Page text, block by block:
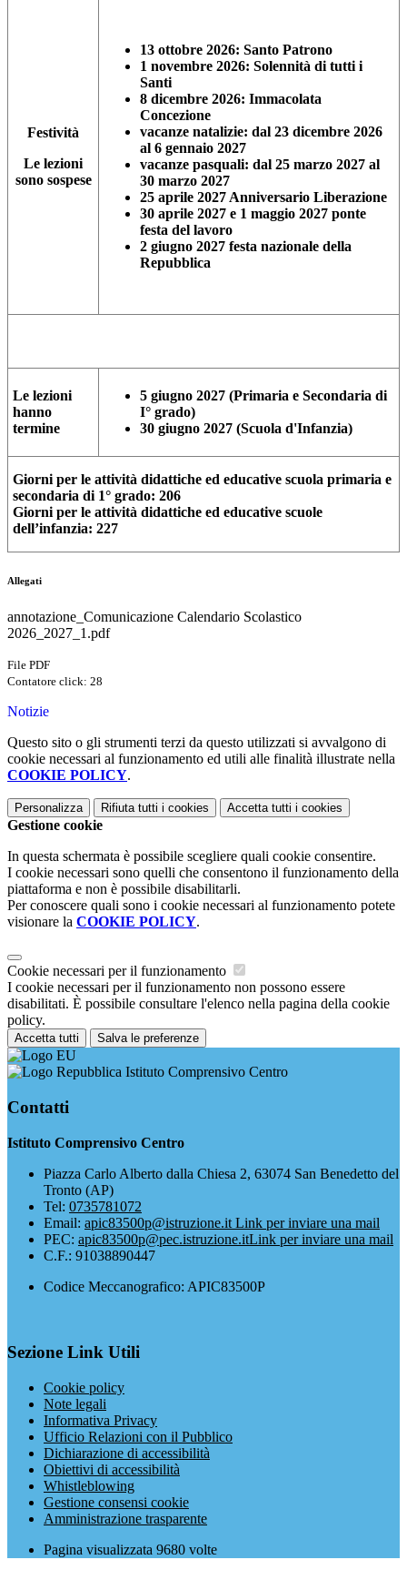
Festività
Le lezioni
sono sospese
13 ottobre 2026: Santo Patrono
1 novembre 2026: Solennità di tutti i
Santi
8 dicembre 2026: Immacolata
Concezione
vacanze natalizie: dal 23 dicembre 2026
al 6 gennaio 2027
vacanze pasquali: dal 25 marzo 2027 al
30 marzo 2027
25 aprile 2027 Anniversario Liberazione
30 aprile 2027 e 1 maggio 2027 ponte
festa del lavoro
2 giugno 2027 festa nazionale della
Repubblica
Le lezioni
hanno
termine
5 giugno 2027 (Primaria e Secondaria di
I° grado)
30 giugno 2027 (Scuola d'Infanzia)
Giorni per le attività didattiche ed educative scuola primaria e
secondaria di 1° grado: 206
Giorni per le attività didattiche ed educative scuole
dell’infanzia: 227
Allegati
annotazione_Comunicazione Calendario Scolastico
2026_2027_1.pdf
File PDF
Contatore click: 28
Notizie
Questo sito o gli strumenti terzi da questo utilizzati si avvalgono di
cookie necessari al funzionamento ed utili alle finalità illustrate nella
COOKIE POLICY.
Personalizza Rifiuta tutti i cookies Accetta tutti i cookies
Gestione cookie
In questa schermata è possibile scegliere quali cookie consentire.
I cookie necessari sono quelli che consentono il funzionamento della
piattaforma e non è possibile disabilitarli.
Per conoscere quali sono i cookie necessari al funzionamento potete
visionare la COOKIE POLICY.
Cookie necessari per il funzionamento
I cookie necessari per il funzionamento non possono essere
disabilitati. È possibile consultare l'elenco nella pagina della cookie
policy.
Accetta tutti Salva le preferenze
Istituto Comprensivo Centro
Contatti
Istituto Comprensivo Centro
Piazza Carlo Alberto dalla Chiesa 2, 63074 San Benedetto del
Tronto (AP)
Tel: 0735781072
Email: apic83500p@istruzione.it Link per inviare una mail
PEC: apic83500p@pec.istruzione.itLink per inviare una mail
C.F.: 91038890447
Codice Meccanografico: APIC83500P
Sezione Link Utili
Cookie policy
Note legali
Informativa Privacy
Ufficio Relazioni con il Pubblico
Dichiarazione di accessibilità
Obiettivi di accessibilità
Whistleblowing
Gestione consensi cookie
Amministrazione trasparente
Pagina visualizzata 9680 volte